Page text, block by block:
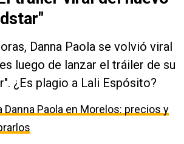
Danna Paola se volvió viral
luego de lanzar el tráiler de su
¿Es plagio a Lali Espósito?
Danna Paola en Morelos: precios y